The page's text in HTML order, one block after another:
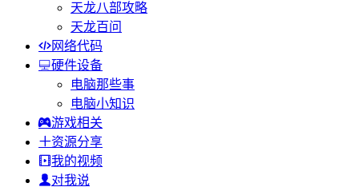
天龙八部攻略
天龙百问
网络代码
硬件设备
电脑那些事
电脑小知识
游戏相关
资源分享
我的视频
对我说